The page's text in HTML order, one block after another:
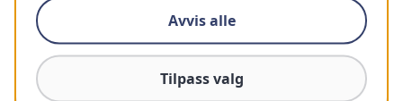
Avvis alle
Tilpass valg